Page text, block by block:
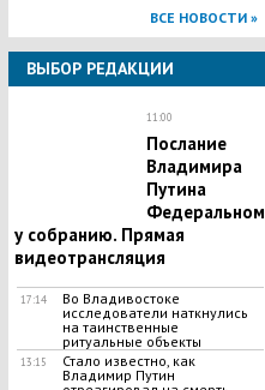
ВСЕ НОВОСТИ »
ВЫБОР РЕДАКЦИИ
11:00
Послание
Владимира
Путина
Федеральном
у собранию. Прямая
видеотрансляция
17:14
Во Владивостоке
исследователи наткнулись
на таинственные
ритуальные объекты
13:15
Стало известно, как
Владимир Путин